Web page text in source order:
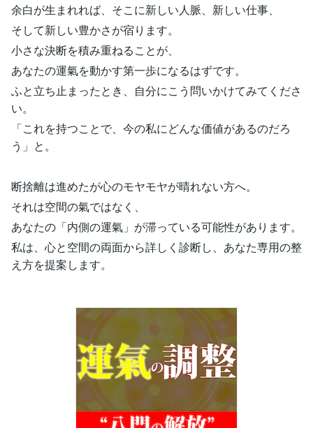
余白が生まれれば、そこに新しい人脈、新しい仕事、
そして新しい豊かさが宿ります。
小さな決断を積み重ねることが、
あなたの運氣を動かす第一歩になるはずです。
ふと立ち止まったとき、自分にこう問いかけてみてくださ
い。
「これを持つことで、今の私にどんな価値があるのだろ
う」と。
断捨離は進めたが心のモヤモヤが晴れない方へ。
それは空間の氣ではなく、
あなたの「内側の運氣」が滞っている可能性があります。
私は、心と空間の両面から詳しく診断し、あなた専用の整
え方を提案します。